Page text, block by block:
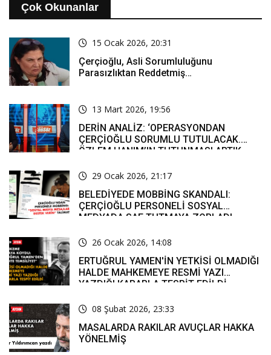
Çok Okunanlar
15 Ocak 2026, 20:31
Çerçioğlu, Asli Sorumluluğunu
Parasızlıktan Reddetmiş…
13 Mart 2026, 19:56
DERİN ANALİZ: ‘OPERASYONDAN
ÇERÇİOĞLU SORUMLU TUTULACAK.
ÖZLEM HANIM’IN TUTUNMASI ARTIK
29 Ocak 2026, 21:17
BELEDİYEDE MOBBİNG SKANDALI:
ÇERÇİOĞLU PERSONELİ SOSYAL
MEDYADA SAF TUTMAYA ZORLADI
26 Ocak 2026, 14:08
ERTUĞRUL YAMEN'İN YETKİSİ OLMADIĞI
HALDE MAHKEMEYE RESMİ YAZI
YAZDIĞI KARARLA TESPİT EDİLDİ
08 Şubat 2026, 23:33
MASALARDA RAKILAR AVUÇLAR HAKKA
YÖNELMİŞ